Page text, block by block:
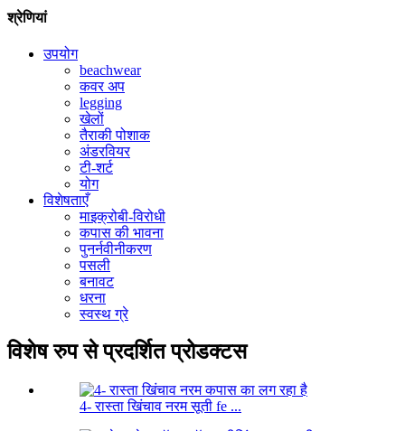
श्रेणियां
उपयोग
beachwear
कवर अप
legging
खेलों
तैराकी पोशाक
अंडरवियर
टी-शर्ट
योग
विशेषताएँ
माइक्रोबी-विरोधी
कपास की भावना
पुनर्नवीनीकरण
पसली
बनावट
धरना
स्वस्थ ग्रे
विशेष रुप से प्रदर्शित प्रोडक्टस
4- रास्ता खिंचाव नरम सूती fe ...